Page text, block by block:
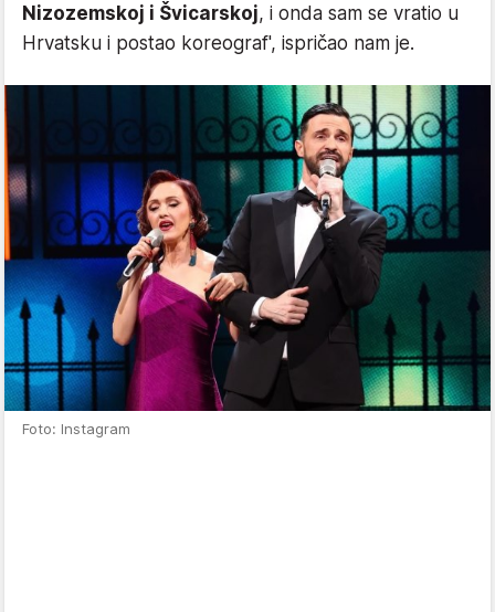
Nizozemskoj i Švicarskoj, i onda sam se vratio u
Hrvatsku i postao koreograf', ispričao nam je.
Foto: Instagram